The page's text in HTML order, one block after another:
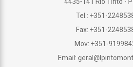
Tel.: +351-
Fax: +351-
Mov: +351-
Email: